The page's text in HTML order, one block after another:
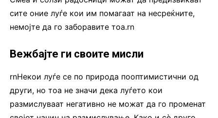
сите оние луѓе кои им помагаат на несреќните,
немојте да го заборавите тоа.rn
Вежбајте ги своите мисли
rnНекои луѓе се по природа пооптимистични од
други, но тоа не значи дека луѓето кои
размислуваат негативно не можат да го променат